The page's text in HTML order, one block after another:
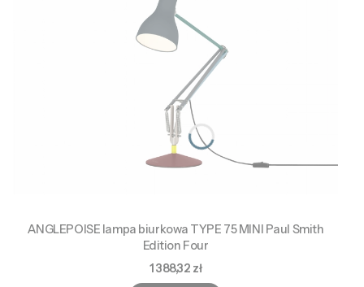
ANGLEPOISE lampa biurkowa TYPE 75 MINI Paul Smith
Edition Four
Cena
1 388,32 zł